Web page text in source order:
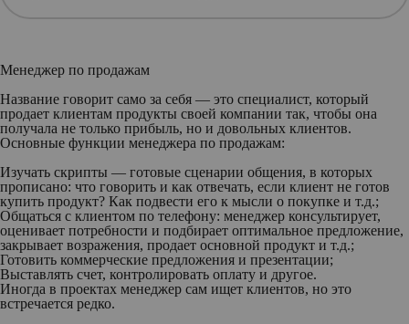
Менеджер по продажам
Название говорит само за себя — это специалист, который
продает клиентам продукты своей компании так, чтобы она
получала не только прибыль, но и довольных клиентов.
Основные функции менеджера по продажам:
Изучать скрипты — готовые сценарии общения, в которых
прописано: что говорить и как отвечать, если клиент не готов
купить продукт? Как подвести его к мысли о покупке и т.д.;
Общаться с клиентом по телефону: менеджер консультирует,
оценивает потребности и подбирает оптимальное предложение,
закрывает возражения, продает основной продукт и т.д.;
Готовить коммерческие предложения и презентации;
Выставлять счет, контролировать оплату и другое.
Иногда в проектах менеджер сам ищет клиентов, но это
встречается редко.